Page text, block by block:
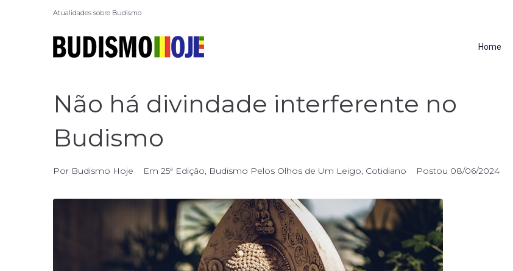
Atualidades sobre Budismo
Home
Não há divindade interferente no
Budismo
Por Budismo Hoje Em 25ª Edição, Budismo Pelos Olhos de Um Leigo, Cotidiano Postou 08/06/2024